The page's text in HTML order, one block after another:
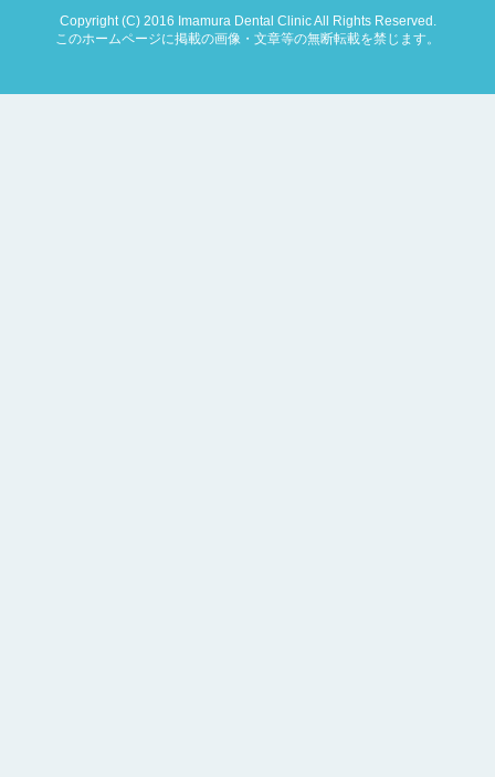
Copyright (C) 2016 Imamura Dental Clinic All Rights Reserved.
このホームページに掲載の画像・文章等の無断転載を禁じます。